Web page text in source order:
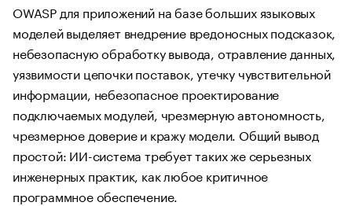
OWASP для приложений на базе больших языковых
моделей выделяет внедрение вредоносных подсказок,
небезопасную обработку вывода, отравление данных,
уязвимости цепочки поставок, утечку чувствительной
информации, небезопасное проектирование
подключаемых модулей, чрезмерную автономность,
чрезмерное доверие и кражу модели. Общий вывод
простой: ИИ-система требует таких же серьезных
инженерных практик, как любое критичное
программное обеспечение.